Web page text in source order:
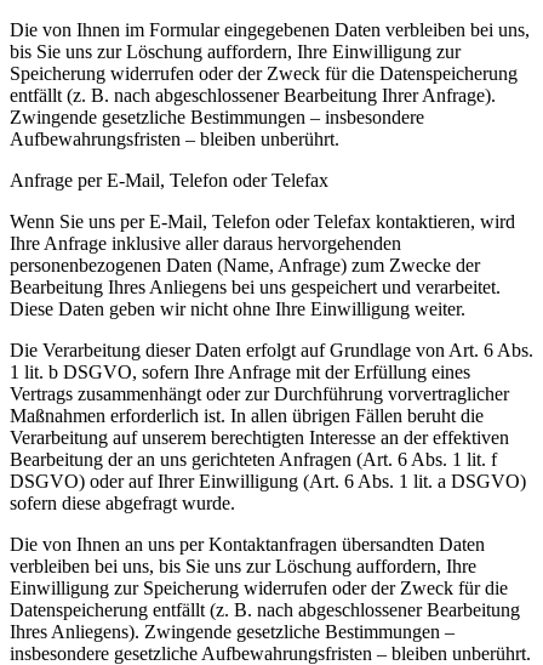
Die von Ihnen im Formular eingegebenen Daten verbleiben bei uns,
bis Sie uns zur Löschung auffordern, Ihre Einwilligung zur
Speicherung widerrufen oder der Zweck für die Datenspeicherung
entfällt (z. B. nach abgeschlossener Bearbeitung Ihrer Anfrage).
Zwingende gesetzliche Bestimmungen – insbesondere
Aufbewahrungsfristen – bleiben unberührt.
Anfrage per E-Mail, Telefon oder Telefax
Wenn Sie uns per E-Mail, Telefon oder Telefax kontaktieren, wird
Ihre Anfrage inklusive aller daraus hervorgehenden
personenbezogenen Daten (Name, Anfrage) zum Zwecke der
Bearbeitung Ihres Anliegens bei uns gespeichert und verarbeitet.
Diese Daten geben wir nicht ohne Ihre Einwilligung weiter.
Die Verarbeitung dieser Daten erfolgt auf Grundlage von Art. 6 Abs.
1 lit. b DSGVO, sofern Ihre Anfrage mit der Erfüllung eines
Vertrags zusammenhängt oder zur Durchführung vorvertraglicher
Maßnahmen erforderlich ist. In allen übrigen Fällen beruht die
Verarbeitung auf unserem berechtigten Interesse an der effektiven
Bearbeitung der an uns gerichteten Anfragen (Art. 6 Abs. 1 lit. f
DSGVO) oder auf Ihrer Einwilligung (Art. 6 Abs. 1 lit. a DSGVO)
sofern diese abgefragt wurde.
Die von Ihnen an uns per Kontaktanfragen übersandten Daten
verbleiben bei uns, bis Sie uns zur Löschung auffordern, Ihre
Einwilligung zur Speicherung widerrufen oder der Zweck für die
Datenspeicherung entfällt (z. B. nach abgeschlossener Bearbeitung
Ihres Anliegens). Zwingende gesetzliche Bestimmungen –
insbesondere gesetzliche Aufbewahrungsfristen – bleiben unberührt.